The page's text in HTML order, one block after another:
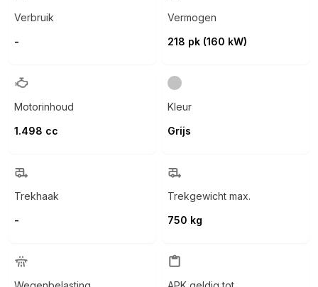
Verbruik
-
Vermogen
218 pk (160 kW)
Motorinhoud
1.498 cc
Kleur
Grijs
Trekhaak
-
Trekgewicht max.
750 kg